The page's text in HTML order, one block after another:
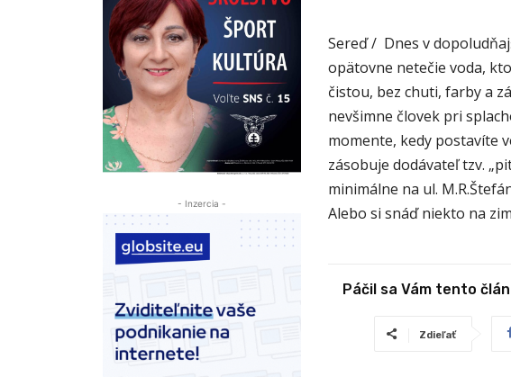
- Inzercia -
Sereď / Dnes v
opätovne netečie voda,
čistou, bez chuti, farby a
nevšimne človek pri
momente, kedy postavíte
zásobuje dodávateľ tzv.
minimálne na ul.
Alebo si snáď niekto na
Páčil sa Vám tento
Zdieľať